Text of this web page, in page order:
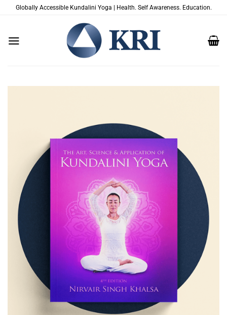
PasserGlobally Accessible Kundalini Yoga | Health. Self Awareness. Education.